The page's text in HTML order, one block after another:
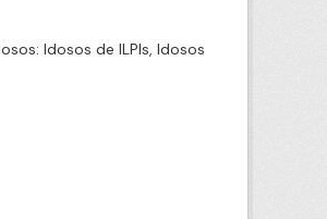
Idosos de ILPIs, Idosos